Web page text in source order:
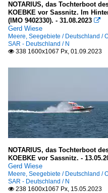
NOTARIUS, das Tochterboot
KOEBKE vor Sassnitz. Im
(IMO 9402330). - 31.08.2023 
Gerd Wiese
Meere, Seegebiete / Deutschland /
SAR - Deutschland / N
 338 1600x1067 Px, 01.09.2023
NOTARIUS, das Tochterboot
KOEBKE vor Sassnitz. -
Gerd Wiese
Meere, Seegebiete / Deutschland /
SAR - Deutschland / N
 238 1600x1067 Px, 15.05.2023